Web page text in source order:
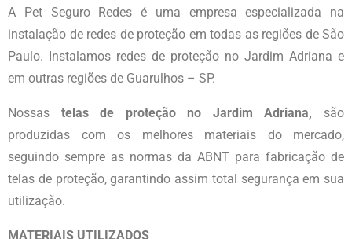
A Pet Seguro Redes é uma empresa especializada na
instalação de redes de proteção em todas as regiões de São
Paulo. Instalamos redes de proteção no Jardim Adriana e
em outras regiões de Guarulhos – SP.
Nossas telasde proteção no Jardim Adriana, são
produzidas com os melhores materiais do mercado,
seguindo sempre as normas da ABNT para fabricação de
telas de proteção, garantindo assim total segurança em sua
utilização.
MATERIAIS UTILIZADOS